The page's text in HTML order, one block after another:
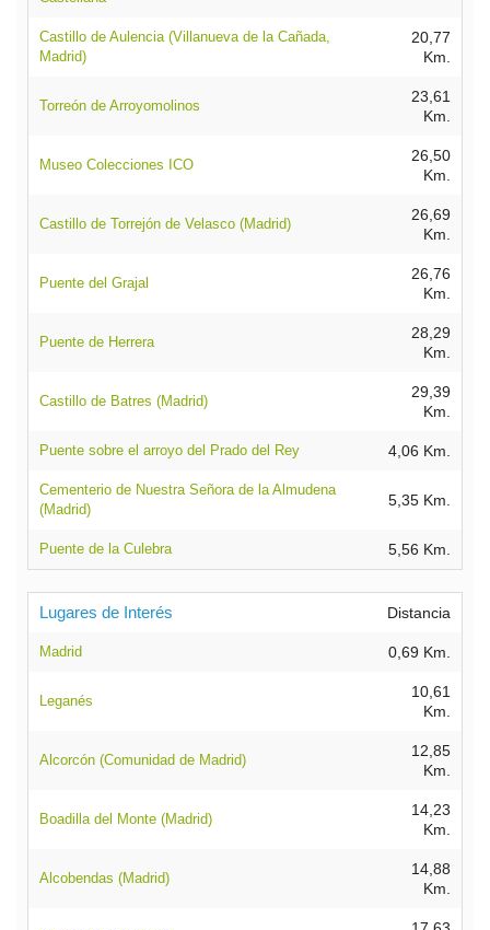
Castillo de Aulencia (Villanueva de la Cañada,
Madrid)
20,77
Km.
Torreón de Arroyomolinos
23,61
Km.
Museo Colecciones ICO
26,50
Km.
Castillo de Torrejón de Velasco (Madrid)
26,69
Km.
Puente del Grajal
26,76
Km.
Puente de Herrera
28,29
Km.
Castillo de Batres (Madrid)
29,39
Km.
Puente sobre el arroyo del Prado del Rey 4,06 Km.
Cementerio de Nuestra Señora de la Almudena
(Madrid)
5,35 Km.
Puente de la Culebra 5,56 Km.
Lugares de Interés Distancia
Madrid 0,69 Km.
Leganés
10,61
Km.
Alcorcón (Comunidad de Madrid)
12,85
Km.
Boadilla del Monte (Madrid)
14,23
Km.
Alcobendas (Madrid)
14,88
Km.